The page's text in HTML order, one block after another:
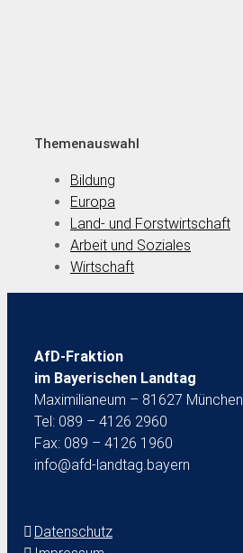
Themenauswahl
Bildung
Europa
Land- und Forstwirtschaft
Arbeit und Soziales
Wirtschaft
AfD-Fraktion
im Bayerischen Landtag
Maximilianeum – 81627 München
Tel: 089 – 4126 2960
Fax: 089 – 4126 1960
info@afd-landtag.bayern
Datenschutz